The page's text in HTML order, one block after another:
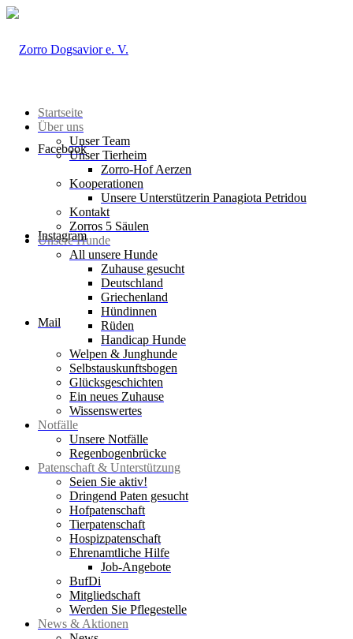
Facebook
Instagram
Mail
Startseite
Über uns
Unser Team
Unser Tierheim
Zorro-Hof Aerzen
Kooperationen
Unsere Unterstützerin Panagiota Petridou
Kontakt
Zorros 5 Säulen
Unsere Hunde
All unsere Hunde
Zuhause gesucht
Deutschland
Griechenland
Hündinnen
Rüden
Handicap Hunde
Welpen & Junghunde
Selbstauskunftsbogen
Glücksgeschichten
Ein neues Zuhause
Wissenswertes
Notfälle
Unsere Notfälle
Regenbogenbrücke
Patenschaft & Unterstützung
Seien Sie aktiv!
Dringend Paten gesucht
Hofpatenschaft
Tierpatenschaft
Hospizpatenschaft
Ehrenamtliche Hilfe
Job-Angebote
BufDi
Mitgliedschaft
Werden Sie Pflegestelle
News & Aktionen